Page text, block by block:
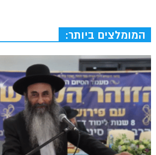
המומלצים ביותר: